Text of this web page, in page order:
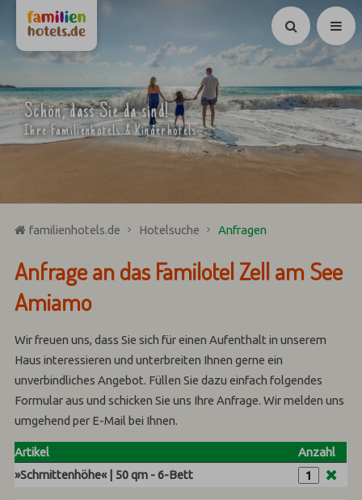
Suchen
Schön, dass Sie da sind!
Ihre Familienhotels & Kinderhotels
familienhotels.de Hotelsuche Anfragen
Anfrage an das Familotel Zell am See
Amiamo
Wir freuen uns, dass Sie sich für einen Aufenthalt in unserem
Haus interessieren und unterbreiten Ihnen gerne ein
unverbindliches Angebot. Füllen Sie dazu einfach folgendes
Formular aus und schicken Sie uns Ihre Anfrage. Wir melden uns
umgehend per E-Mail bei Ihnen.
Artikel
Anzahl
»Schmittenhöhe« | 50 qm - 6-Bett